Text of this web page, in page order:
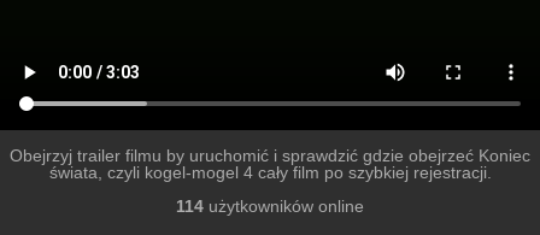
Obejrzyj trailer filmu by uruchomić i sprawdzić gdzie obejrzeć Koniec
świata, czyli kogel-mogel 4 cały film po szybkiej rejestracji.
114 użytkowników online